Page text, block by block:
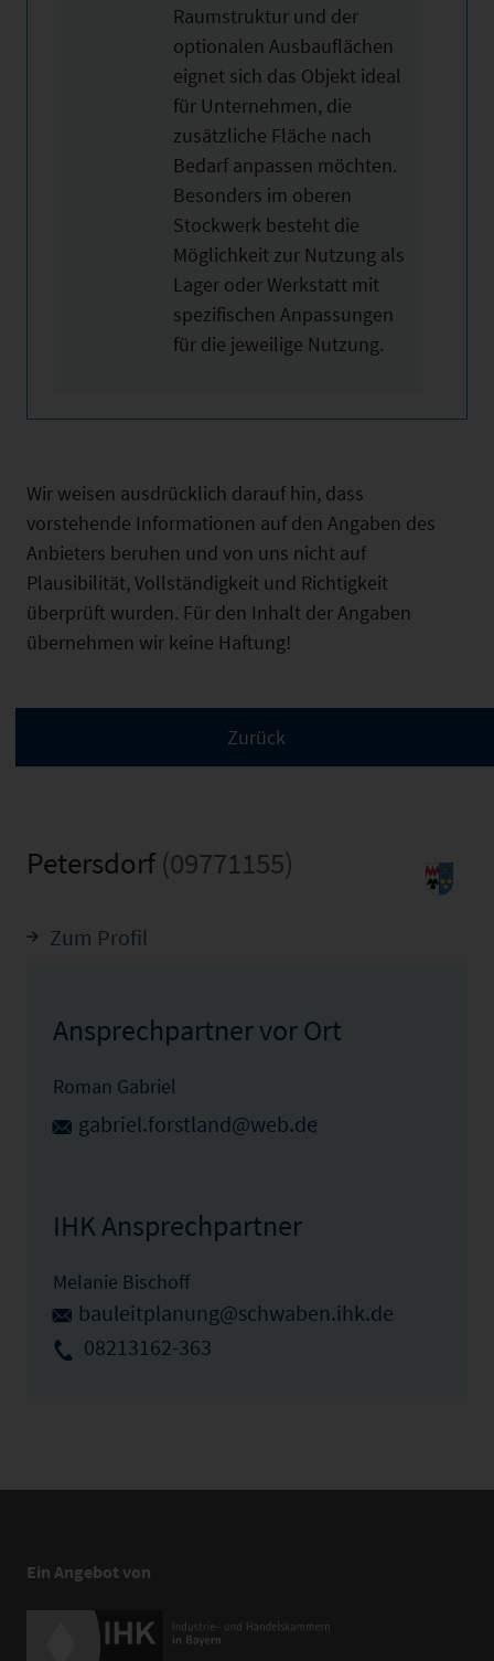
Raumstruktur und der
optionalen Ausbauflächen
eignet sich das Objekt ideal
für Unternehmen, die
zusätzliche Fläche nach
Bedarf anpassen möchten.
Besonders im oberen
Stockwerk besteht die
Möglichkeit zur Nutzung als
Lager oder Werkstatt mit
spezifischen Anpassungen
für die jeweilige Nutzung.
Wir weisen ausdrücklich darauf hin, dass
vorstehende Informationen auf den Angaben des
Anbieters beruhen und von uns nicht auf
Plausibilität, Vollständigkeit und Richtigkeit
überprüft wurden. Für den Inhalt der Angaben
übernehmen wir keine Haftung!
Petersdorf (09771155)
Zum Profil
Ansprechpartner vor Ort
Roman Gabriel
gabriel.forstland@web.de
IHK Ansprechpartner
Melanie Bischoff
bauleitplanung@schwaben.ihk.de
08213162-363
Ein Angebot von